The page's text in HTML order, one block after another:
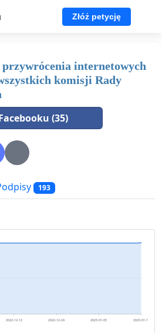
Złóż petycję
internetowych
komisji Rady
(35)
193
2022-12-12 2022-12-24 2023-01-05 2023-01-17